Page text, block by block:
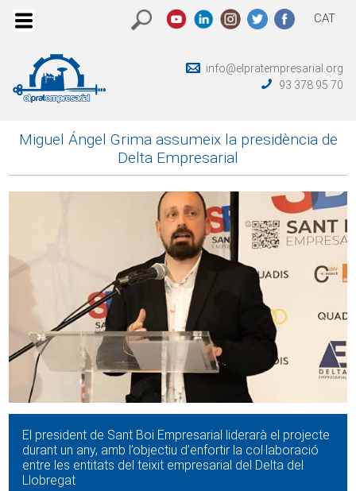
CAT
info@elpratempresarial.org
93 378 95 70
Miguel Ángel Grima assumeix la presidència de
Delta Empresarial
El president de Sant Boi Empresarial liderarà el projecte
durant un any, amb l’objectiu d’enfortir la col·laboració
entre les entitats del teixit empresarial del Delta del
Llobregat